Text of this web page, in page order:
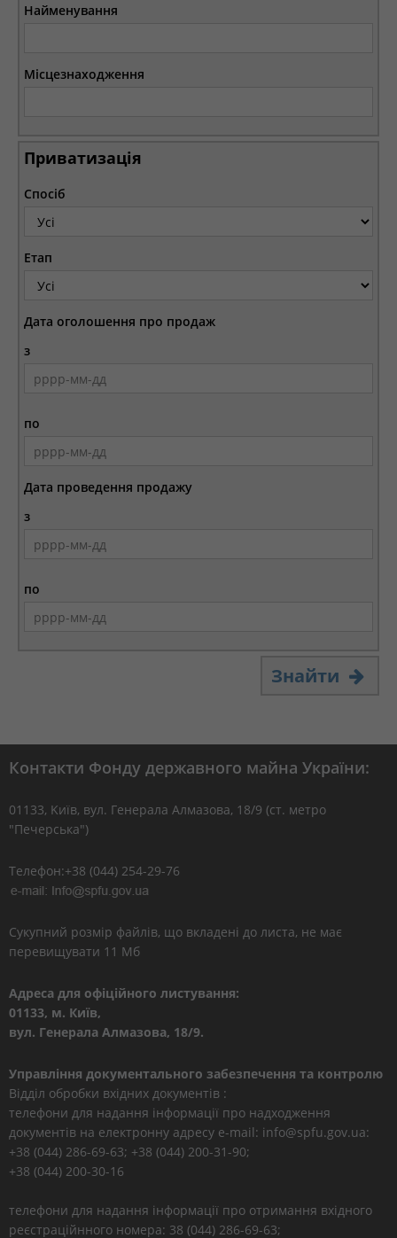
Найменування
Місцезнаходження
Приватизація
Спосіб
Етап
Дата оголошення про продаж
з
по
Дата проведення продажу
з
по
Знайти
Контакти Фонду державного майна України:
01133, Kиїв, вул. Генерала Алмазова, 18/9 (ст. метро
"Печерська")
Телефон:+38 (044) 254-29-76
Сукупний розмір файлів, що вкладені до листа, не має
перевищувати 11 Мб
Адреса для офіційного листування:
01133, м. Київ,
вул. Генерала Алмазова, 18/9.
Управління документального забезпечення та контролю
Відділ обробки вхідних документів :
телефони для надання інформації про надходження
документів на електронну адресу e-mail: info@spfu.gov.ua:
+38 (044) 286-69-63; +38 (044) 200-31-90;
+38 (044) 200-30-16
телефони для надання інформації про отримання вхідного
реєстраційнного номера: 38 (044) 286-69-63;